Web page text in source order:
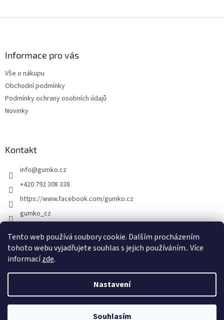
Tento web používá soubory cookie. Dalším procházením
tohoto webu vyjadřujete souhlas s jejich používáním.. Více
informacízde.
Nastavení
Souhlasím
Informace pro vás
Vše o nákupu
Obchodní podmínky
Podmínky ochrany osobních údajů
Novinky
Kontakt
info@gumko.cz
+420 792 308 338
https://www.facebook.com/gumko.cz
gumko_cz
Vytvořil Shoptet
Gumko.cz. Všechna práva vyhrazena.